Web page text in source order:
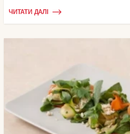
ЧИТАТИ ДАЛІ